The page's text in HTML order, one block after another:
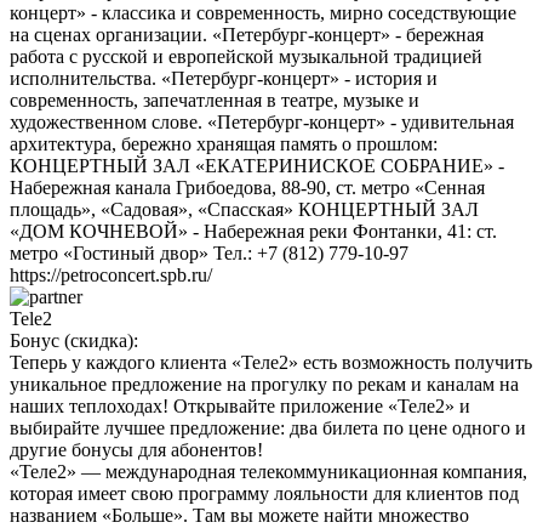
концерт» - классика и современность, мирно соседствующие
на сценах организации. «Петербург-концерт» - бережная
работа с русской и европейской музыкальной традицией
исполнительства. «Петербург-концерт» - история и
современность, запечатленная в театре, музыке и
художественном слове. «Петербург-концерт» - удивительная
архитектура, бережно хранящая память о прошлом:
КОНЦЕРТНЫЙ ЗАЛ «ЕКАТЕРИНИСКОЕ СОБРАНИЕ» -
Набережная канала Грибоедова, 88-90, ст. метро «Сенная
площадь», «Садовая», «Спасская» КОНЦЕРТНЫЙ ЗАЛ
«ДОМ КОЧНЕВОЙ» - Набережная реки Фонтанки, 41: ст.
метро «Гостиный двор» Тел.: +7 (812) 779-10-97
https://petroconcert.spb.ru/
Tele2
Бонус (скидка):
Теперь у каждого клиента «Теле2» есть возможность получить
уникальное предложение на прогулку по рекам и каналам на
наших теплоходах! Открывайте приложение «Теле2» и
выбирайте лучшее предложение: два билета по цене одного и
другие бонусы для абонентов!
«Теле2» — международная телекоммуникационная компания,
которая имеет свою программу лояльности для клиентов под
названием «Больше». Там вы можете найти множество